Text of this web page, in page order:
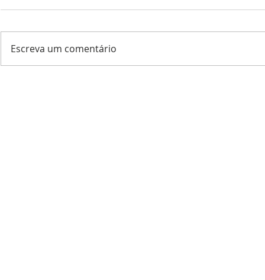
Escreva um comentário